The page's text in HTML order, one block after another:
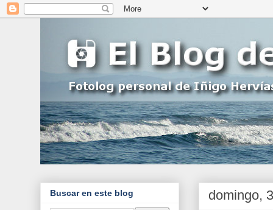
domingo,
Buscar en este blog